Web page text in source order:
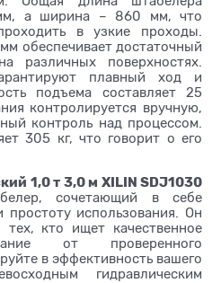
мм, а ширина – 860 мм, что
в узкие проходы.
обеспечивает достаточный
различных поверхностях.
плавный ход и
подъема составляет 25
контролируется вручную,
контроль над процессом.
305 кг, что говорит о его
1,0 т 3,0 м XILIN SDJ1030
сочетающий в себе
использования. Он
кто ищет качественное
от проверенного
в эффективность вашего
гидравлическим